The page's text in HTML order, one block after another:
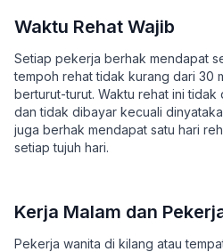
Waktu Rehat Wajib
Setiap pekerja berhak mendapat
tempoh rehat tidak kurang dari 30
berturut-turut. Waktu rehat ini tidak
dan tidak dibayar kecuali
juga berhak mendapat satu hari
setiap tujuh hari.
Kerja Malam dan
Pekerja wanita di kilang atau